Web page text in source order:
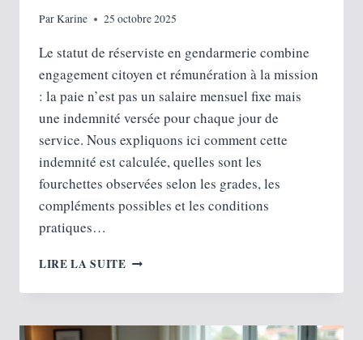
ParKarine 25 octobre 2025
Le statut de réserviste en gendarmerie combine
engagement citoyen et rémunération à la mission
: la paie n’est pas un salaire mensuel fixe mais
une indemnité versée pour chaque jour de
service. Nous expliquons ici comment cette
indemnité est calculée, quelles sont les
fourchettes observées selon les grades, les
compléments possibles et les conditions
pratiques…
LIRE LA SUITE SALAIRE
RÉSERVISTE
GENDARMERIE